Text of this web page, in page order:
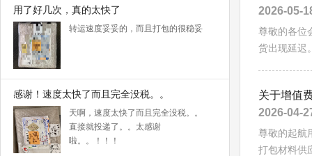
用了好几次，真的太快了
转运速度妥妥的，而且打包的很稳妥
感谢！速度太快了而且完全没税。。
天啊，速度太快了而且完全没税。。
直接就投递了。。太感谢
啦。。！！！
2026-05-
尊敬的各位
货出现延迟
关于增值
2026-04-
尊敬的起航
打包材料供